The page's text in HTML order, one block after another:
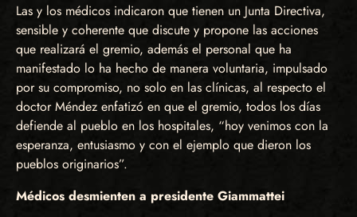
Las y los médicos indicaron que tienen un Junta Directiva,
sensible y coherente que discute y propone las acciones
que realizará el gremio, además el personal que ha
manifestado lo ha hecho de manera voluntaria, impulsado
por su compromiso, no solo en las clínicas, al respecto el
doctor Méndez enfatizó en que el gremio, todos los días
defiende al pueblo en los hospitales, “hoy venimos con la
esperanza, entusiasmo y con el ejemplo que dieron los
pueblos originarios”.
Médicos desmienten a presidente Giammattei